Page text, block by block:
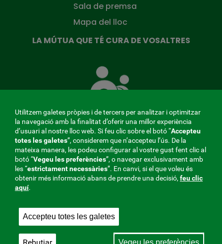
Sala de premsa
Mapa del lloc
LA MÚTUA QUE TÉ CURA DE VOSALTRES
Mútua
que
de
tu
MENÚ
REDES
V20
Mútua col·laboradora amb la Seguretat Social, 275.
Fraternidad-Muprespa 2026
Utilitzem galetes pròpies i de tercers per analitzar i optimitzar
la navegació amb la finalitat d’oferir una millor experiència
d’usuari al nostre lloc web. Si feu clic sobre el botó “Accepteu
totes les galetes”, considerem que n’accepteu l’ús. De la
mateixa manera, les podeu configurar al vostre gust fent clic al
botó “Vegeu les preferències”, o navegar exclusivament amb
les “estrictamentnecessàries”. En canvi, si el que voleu és
obtenir més informació abans de prendre una decisió, feu clic
aquí.
Accepteu totes les galetes
Vegeu les preferències